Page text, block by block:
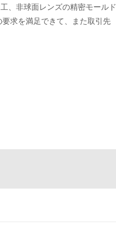
、非球面レンズの精密モールド
求を満足できて、また取引先